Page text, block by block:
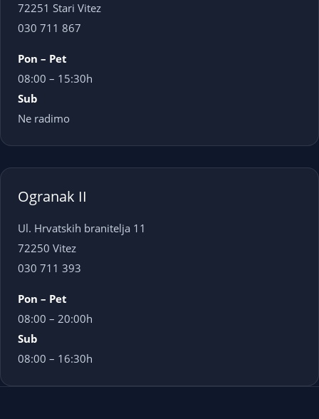
72251 Stari Vitez
030 711 867
Pon – Pet
08:00 – 15:30h
Sub
Ne radimo
Ogranak II
Ul. Hrvatskih branitelja 11
72250 Vitez
030 711 393
Pon – Pet
08:00 – 20:00h
Sub
08:00 – 16:30h